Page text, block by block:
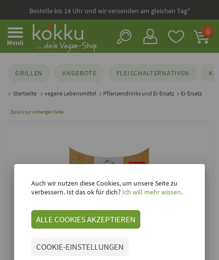
Bestelle bis 14 Uhr und wir versenden am gleichen Tag*
Menü
0
GRILLEN ANGEBOTE FLEISCHALTERNATIVEN
Startseite vegane Lebensmittel Pflanzendrinks und Ei-Ersatz Ei-Ersatz
Zurück zur vorherigen Seite
Auch wir nutzen diese Cookies, um unsere Seite zu
verbessern. Ist das ok für dich? Ich will mehr wissen.
ALLE COOKIES AKZEPTIEREN
COOKIE-EINSTELLUNGEN